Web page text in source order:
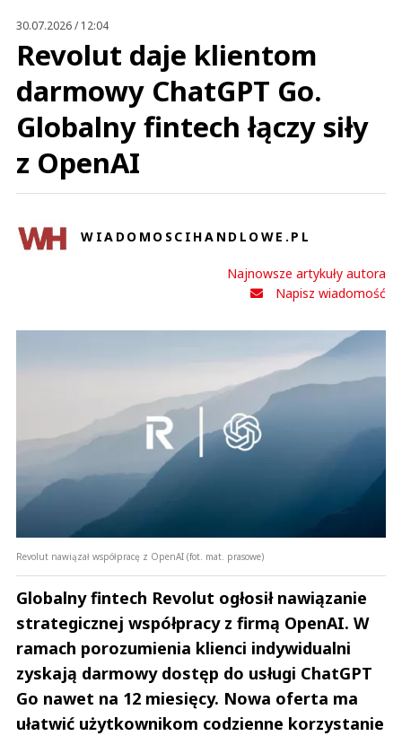
jak już podejmują jakąś współpracę, to doskonale wiedzą co robią i jak to
czego oczekują
Odpowiedz
19.07.2022 / 16:23
This comment was minimized by the moderator on the site
Regina
19.07.2022 / 16:22
This comment was minimized by the moderator on the site
nawet miałam okazję skorzystać z paczkomatu w żabce, fajna sprawa, mały
ale pod ręką
Odpowiedz
0
0
30.07.2026 / 12:04
Revolut daje klientom
darmowy ChatGPT Go.
Globalny fintech łączy siły
z OpenAI
WIADOMOSCIHANDLOWE.PL
Najnowsze artykuły autora
Napisz wiadomość
Revolut nawiązał współpracę z OpenAI (fot. mat. prasowe)
Globalny fintech Revolut ogłosił nawiązanie
strategicznej współpracy z firmą OpenAI. W
ramach porozumienia klienci indywidualni
zyskają darmowy dostęp do usługi ChatGPT
Go nawet na 12 miesięcy. Nowa oferta ma
ułatwić użytkownikom codzienne korzystanie